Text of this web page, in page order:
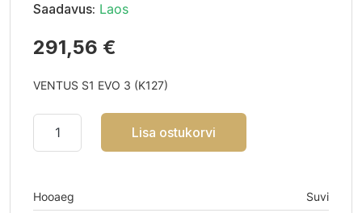
Saadavus: Laos
291,56 €
VENTUS S1 EVO 3 (K127)
Lisa ostukorvi
Hooaeg
Suvi